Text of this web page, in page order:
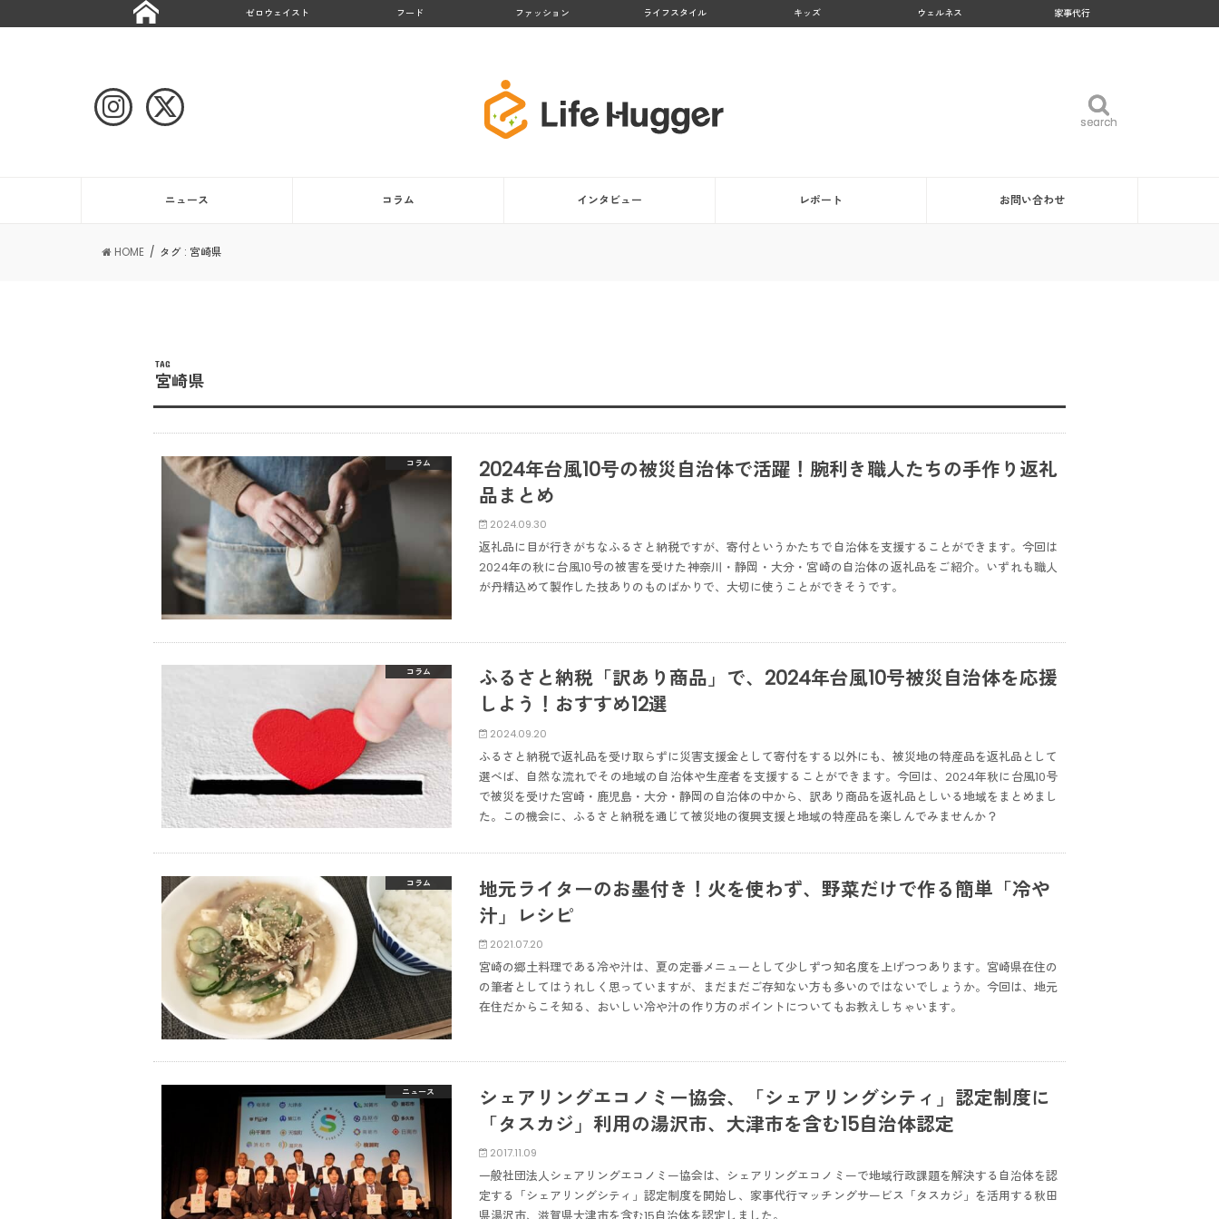
ゼロウェイスト フード ファッション ライフスタイル キッズ ウェルネス 家事代行
search
search
ニュース コラム インタビュー レポート お問い合わせ
HOME タグ : 宮崎県
TAG
宮崎県
コラム
2024年台風10号の被災自治体で活躍！腕利き職人たちの手作り返礼
品まとめ
2024.09.30
返礼品に目が行きがちなふるさと納税ですが、寄付というかたちで自治体を支援することができます。今回は
2024年の秋に台風10号の被害を受けた神奈川・静岡・大分・宮崎の自治体の返礼品をご紹介。いずれも職人
が丹精込めて製作した技ありのものばかりで、大切に使うことができそうです。
コラム
ふるさと納税「訳あり商品」で、2024年台風10号被災自治体を応援
しよう！おすすめ12選
2024.09.20
ふるさと納税で返礼品を受け取らずに災害支援金として寄付をする以外にも、被災地の特産品を返礼品として
選べば、自然な流れでその地域の自治体や生産者を支援することができます。今回は、2024年秋に台風10号
で被災を受けた宮崎・鹿児島・大分・静岡の自治体の中から、訳あり商品を返礼品としいる地域をまとめまし
た。この機会に、ふるさと納税を通じて被災地の復興支援と地域の特産品を楽しんでみませんか？
コラム
地元ライターのお墨付き！火を使わず、野菜だけで作る簡単「冷や
汁」レシピ
2021.07.20
宮崎の郷土料理である冷や汁は、夏の定番メニューとして少しずつ知名度を上げつつあります。宮崎県在住の
の筆者としてはうれしく思っていますが、まだまだご存知ない方も多いのではないでしょうか。今回は、地元
在住だからこそ知る、おいしい冷や汁の作り方のポイントについてもお教えしちゃいます。
ニュース
シェアリングエコノミー協会、「シェアリングシティ」認定制度に
「タスカジ」利用の湯沢市、大津市を含む15自治体認定
2017.11.09
一般社団法人シェアリングエコノミー協会は、シェアリングエコノミーで地域行政課題を解決する自治体を認
定する「シェアリングシティ」認定制度を開始し、家事代行マッチングサービス「タスカジ」を活用する秋田